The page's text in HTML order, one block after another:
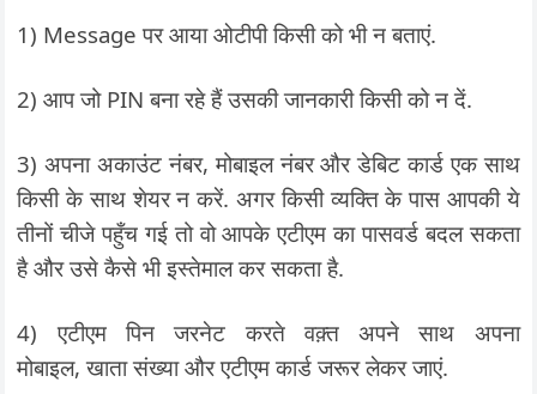
1) Message पर आया ओटीपी किसी को भी न बताएं.
2) आप जो PIN बना रहे हैं उसकी जानकारी किसी को न दें.
3) अपना अकाउंट नंबर, मोबाइल नंबर और डेबिट कार्ड एक साथ
किसी के साथ शेयर न करें. अगर किसी व्यक्ति के पास आपकी ये
तीनों चीजे पहुँच गई तो वो आपके एटीएम का पासवर्ड बदल सकता
है और उसे कैसे भी इस्तेमाल कर सकता है.
4) एटीएम पिन जरनेट करते वक़्त अपने साथ अपना
मोबाइल, खाता संख्या और एटीएम कार्ड जरूर लेकर जाएं.